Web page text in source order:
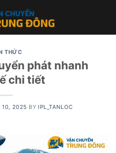
THỨC
phát nhanh
chi tiết
10, 2025 BY IPL_TANLOC